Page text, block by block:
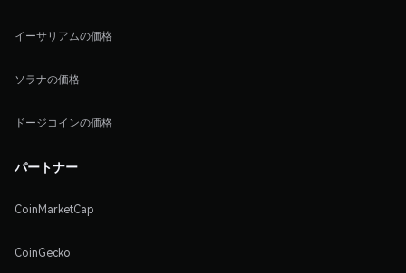
イーサリアムの価格
ソラナの価格
ドージコインの価格
パートナー
CoinMarketCap
CoinGecko